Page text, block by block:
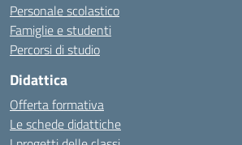
Personale scolastico
Famiglie e studenti
Percorsi di studio
Didattica
Offerta formativa
Le schede didattiche